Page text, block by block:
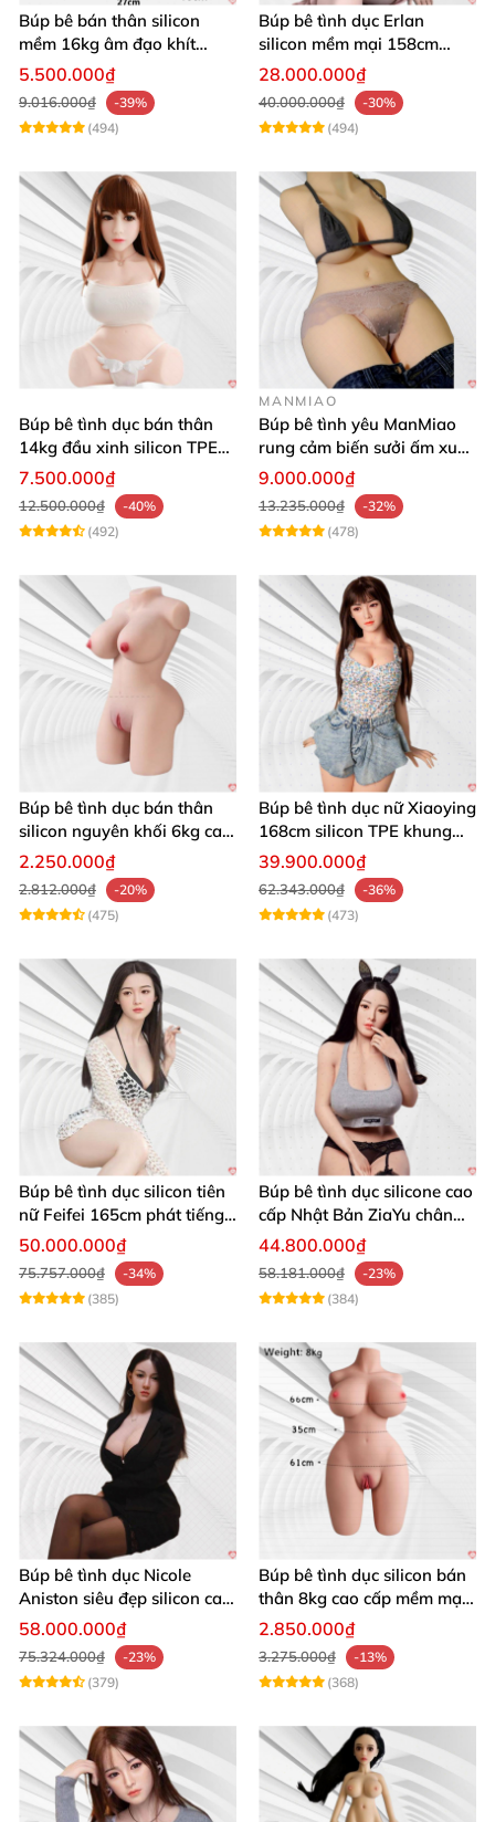
Búp bê bán thân silicon
mềm 16kg âm đạo khít
hồng khung thép
5.500.000₫
9.016.000₫
-39%
(494)
Búp bê tình dục Erlan
silicon mềm mại 158cm
rung rên co bóp
28.000.000₫
40.000.000₫
-30%
(494)
Búp bê tình dục bán thân
14kg đầu xinh silicon TPE
mềm
7.500.000₫
12.500.000₫
-40%
(492)
MANMIAO
Búp bê tình yêu ManMiao
rung cảm biến sưởi ấm xuất
tinh tự động
9.000.000₫
13.235.000₫
-32%
(478)
Búp bê tình dục bán thân
silicon nguyên khối 6kg cao
cấp giá rẻ
2.250.000₫
2.812.000₫
-20%
(475)
Búp bê tình dục nữ Xiaoying
168cm silicon TPE khung
xương thép chống gãy
39.900.000₫
62.343.000₫
-36%
(473)
Búp bê tình dục silicon tiên
nữ Feifei 165cm phát tiếng
thật như người
50.000.000₫
75.757.000₫
-34%
(385)
Búp bê tình dục silicone cao
cấp Nhật Bản ZiaYu chân
thật mềm mại cho nam
44.800.000₫
58.181.000₫
-23%
(384)
Búp bê tình dục Nicole
Aniston siêu đẹp silicon cao
cấp
58.000.000₫
75.324.000₫
-23%
(379)
Búp bê tình dục silicon bán
thân 8kg cao cấp mềm mại
tự nhiên
2.850.000₫
3.275.000₫
-13%
(368)